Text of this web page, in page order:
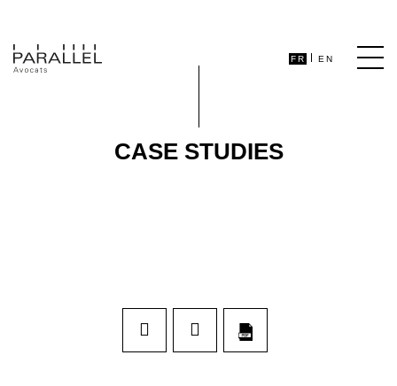
FR EN
CASE STUDIES